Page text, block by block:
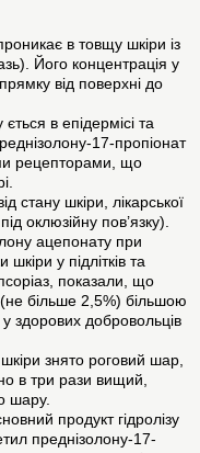
в товщу шкіри із
Його концентрація у
від поверхні до
в епідермісі та
17-пропіонат
рецепторами, що
стану шкіри, лікарської
оклюзійну пов’язку).
ацепонату при
у підлітків та
показали, що
більше 2,5%) більшою
здорових добровольців
знято роговий шар,
в три рази вищий,
шару.
продукт гідролізу
преднізолону-17-